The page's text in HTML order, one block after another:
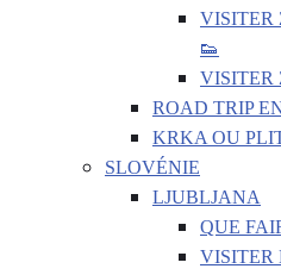
VISITER
👟
VISITER
ROAD TRIP
KRKA OU
SLOVÉNIE
LJUBLJANA
QUE
VISITER